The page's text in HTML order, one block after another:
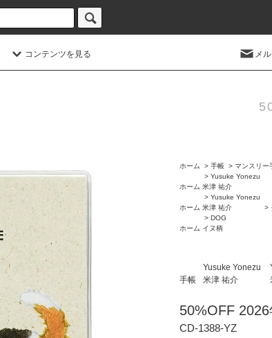
コンテンツを見る メ
ホーム > 手帳 > マンスリー
ホーム
> Yusuke Yonezu
米津 祐介
ホーム
> Yusuke Yonezu
米津 祐介
>
ホーム
> DOG
イヌ柄
手帳
Yusuke Yonezu
米津 祐介
50%OFF
CD-1388-YZ